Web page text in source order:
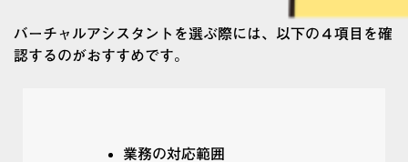
バーチャルアシスタントを選ぶ際には、以下の４項目を確
認するのがおすすめです。
業務の対応範囲